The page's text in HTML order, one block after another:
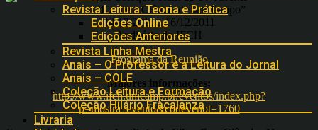
Revista Leitura: Teoria e Prática
Edições Online
Edições Anteriores
Revista Linha Mestra
Anais – O Professor e a Leitura do Jornal
Anais – COLE
Coleção Leitura e Formação
Coleção Hilário Fracalanza
Livraria
“Kant e a Ciência de seu Tempo”
14/12/2011 a 16/12/2011
Auditório do IFCH
Programa da Reunião
Maiores informações:
http://www.ifch.unicamp.br/eventos/index.php?
p=mostra_evento&codevenot=1760